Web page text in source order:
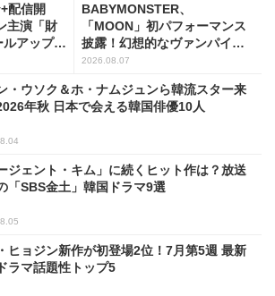
配信開
主演「財
アップし
BABYMONSTER、
「MOON」初パフォーマンス
披露！幻想的なヴァンパイア
の世界観を表現
2026.08.07
・ウソク＆ホ・ナムジュンら韓流スター来
年秋 日本で会える韓国俳優10人
ジェント・キム」に続くヒット作は？放送
「SBS金土」韓国ドラマ9選
ヒョジン新作が初登場2位！7月第5週 最新
ラマ話題性トップ5